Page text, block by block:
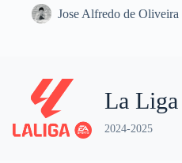
Jose Alfredo de Oliveira
La Liga
2024-2025